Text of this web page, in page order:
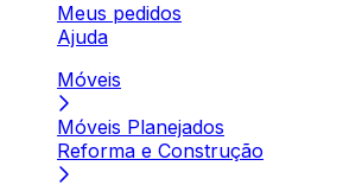
Meus pedidos
Ajuda
Móveis
Móveis Planejados
Reforma e Construção